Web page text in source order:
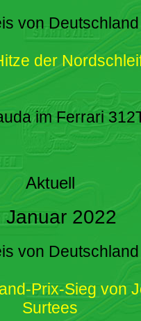
von
der
im Ferrari
Aktuell
Januar 2022
von
Prix-Sieg von
Surtees